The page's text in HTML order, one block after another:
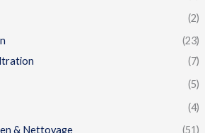
(2)
(23)
(7)
(5)
(4)
& Nettoyage
(51)